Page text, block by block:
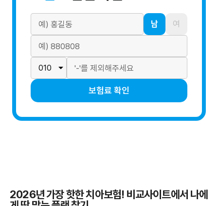
남 여
보험료 확인
2026년 가장 핫한 치아보험! 비교사이트에서 나에